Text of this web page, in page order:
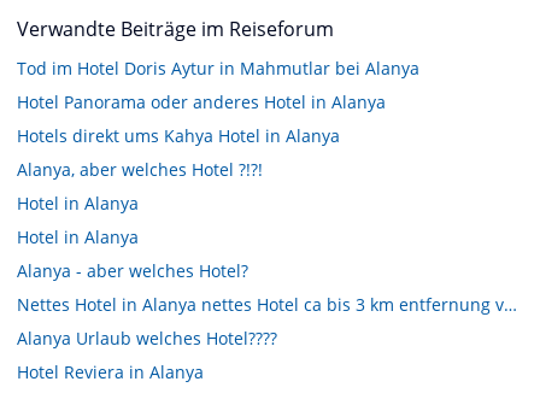
Verwandte Beiträge im Reiseforum
Tod im Hotel Doris Aytur in Mahmutlar bei Alanya
Hotel Panorama oder anderes Hotel in Alanya
Hotels direkt ums Kahya Hotel in Alanya
Alanya, aber welches Hotel ?!?!
Hotel in Alanya
Hotel in Alanya
Alanya - aber welches Hotel?
Nettes Hotel in Alanya nettes Hotel ca bis 3 km entfernung von der stadt gesucht!!
Alanya Urlaub welches Hotel????
Hotel Reviera in Alanya